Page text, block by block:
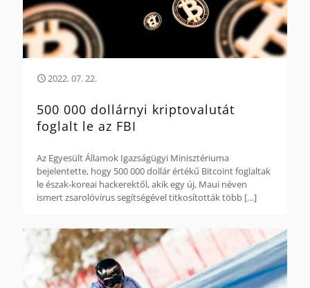
2022. 07. 22.
500 000 dollárnyi kriptovalutát
foglalt le az FBI
Az Egyesült Államok Igazságügyi Minisztériuma
bejelentette, hogy 500 000 dollár értékű Bitcoint foglaltak
le észak-koreai hackerektől, akik egy új, Maui néven
ismert zsarolóvírus segítségével titkosították több […]